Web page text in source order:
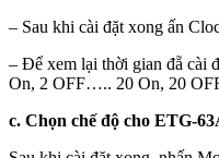
– Sau khi cài đặt xong ấn
– Để xem lại thời gian đẵ cài
On, 2 OFF….. 20 On, 20
c. Chọn chế độ cho ETG-